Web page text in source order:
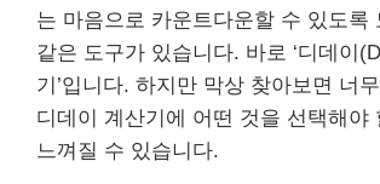
는 마음으로 카운트다운할 수 있도록
같은 도구가 있습니다. 바로 ‘디데이
기’입니다. 하지만 막상 찾아보면 너
디데이 계산기에 어떤 것을 선택해야
느껴질 수 있습니다.